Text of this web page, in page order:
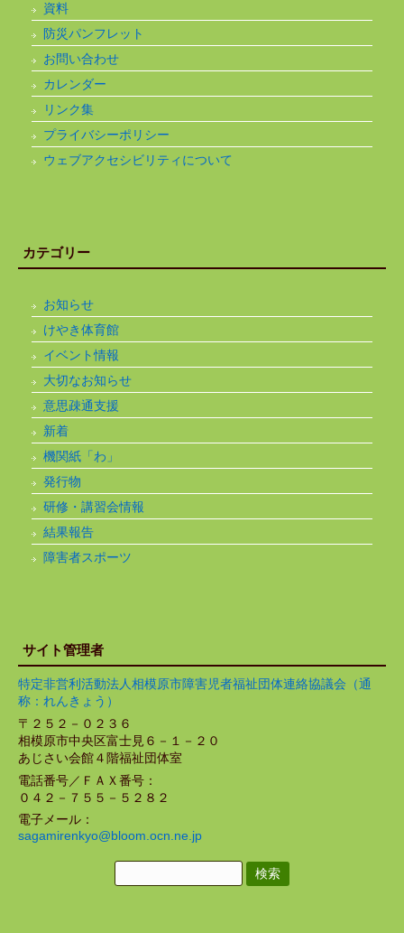
資料
防災パンフレット
お問い合わせ
カレンダー
リンク集
プライバシーポリシー
ウェブアクセシビリティについて
カテゴリー
お知らせ
けやき体育館
イベント情報
大切なお知らせ
意思疎通支援
新着
機関紙「わ」
発行物
研修・講習会情報
結果報告
障害者スポーツ
サイト管理者
特定非営利活動法人相模原市障害児者福祉団体連絡協議会（通
称：れんきょう）
〒２５２－０２３６
相模原市中央区富士見６－１－２０
あじさい会館４階福祉団体室
電話番号／ＦＡＸ番号：
０４２－７５５－５２８２
電子メール：
sagamirenkyo@bloom.ocn.ne.jp
検
索: